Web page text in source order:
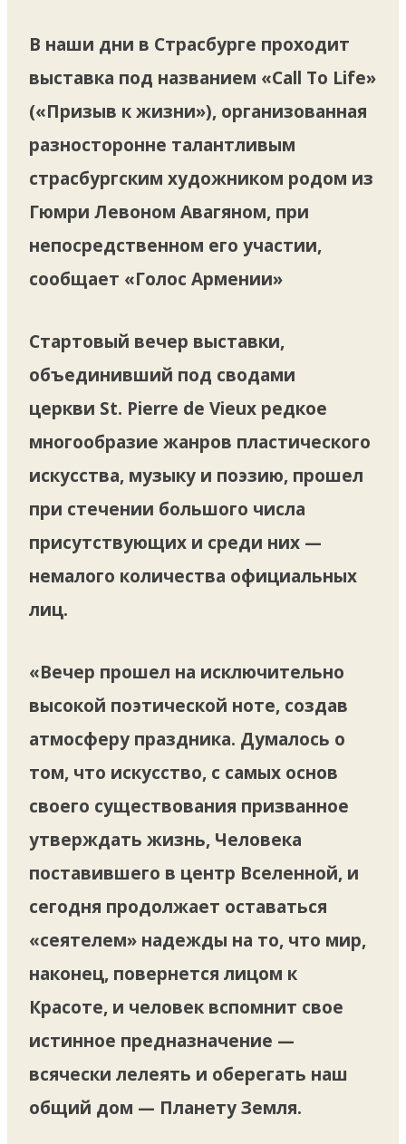
В наши дни в Страсбурге проходит
выставка под названием «Call To Life»
(«Призыв к жизни»), организованная
разносторонне талантливым
страсбургским художником родом из
Гюмри Левоном Авагяном, при
непосредственном его участии,
сообщает «Голос Армении»
Стартовый вечер выставки,
объединивший под сводами
церкви St. Pierre de Vieux редкое
многообразие жанров пластического
искусства, музыку и поэзию, прошел
при стечении большого числа
присутствующих и среди них —
немалого количества официальных
лиц.
«Вечер прошел на исключительно
высокой поэтической ноте, создав
атмосферу праздника. Думалось о
том, что искусство, с самых основ
своего существования призванное
утверждать жизнь, Человека
поставившего в центр Вселенной, и
сегодня продолжает оставаться
«сеятелем» надежды на то, что мир,
наконец, повернется лицом к
Красоте, и человек вспомнит свое
истинное предназначение —
всячески лелеять и оберегать наш
общий дом — Планету Земля.